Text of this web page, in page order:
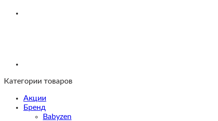
Категории товаров
Акции
Бренд
Babyzen